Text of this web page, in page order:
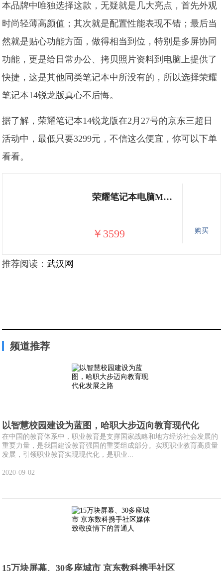
本品牌中唯独选择这款，无疑就是几大亮点，首先外观
时尚轻薄高颜值；其次就是配置性能表现不错；最后当
然就是贴心功能方面，做得相当到位，特别是多屏协同
功能，更是给日常办公、拷贝照片资料到电脑上提供了
快捷，这是其他同类笔记本中所没有的，所以选择荣耀
笔记本14锐龙版真心不后悔。
据了解，荣耀笔记本14锐龙版在2月27号的京东三超日
活动中，最低只要3299元，不信这么便宜，你可以下单
看看。
荣耀笔记本电脑MagicBook 14 第三方Linux版 14英寸全面屏轻薄本（AMD锐龙R5 3500U 8G 512G）冰河银
￥3599 购买
推荐阅读：武汉网
频道推荐
以智慧校园建设为蓝图，哈职大步迈向教育现代化
在中国的教育体系中，职业教育是支撑国家战略和地方经济社会发展的
重要力量，是我国建设教育强国的重要组成部分。实现职业教育高质量
发展，引领职业教育实现现代化，是职业...
2020-09-02
15万块屏幕、30多座城市 京东数科携手社区